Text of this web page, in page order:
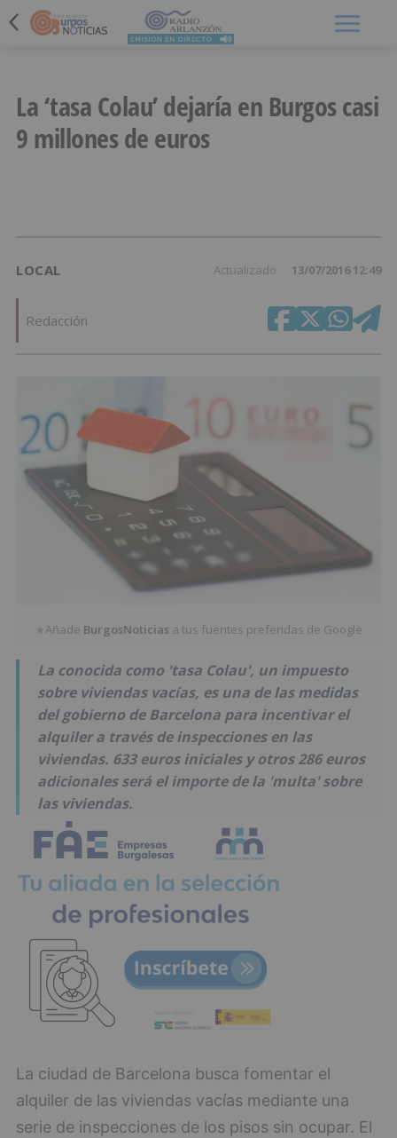
La ‘tasa Colau’ dejaría en Burgos casi
9 millones de euros
LOCAL Actualizado 13/07/2016 12:49
Redacción
★Añade BurgosNoticias a tus fuentes preferidas de Google
La conocida como 'tasa Colau', un impuesto
sobre viviendas vacías, es una de las medidas
del gobierno de Barcelona para incentivar el
alquiler a través de inspecciones en las
viviendas. 633 euros iniciales y otros 286 euros
adicionales será el importe de la 'multa' sobre
las viviendas.
La ciudad de Barcelona busca fomentar el
alquiler de las viviendas vacías mediante una
serie de inspecciones de los pisos sin ocupar. El